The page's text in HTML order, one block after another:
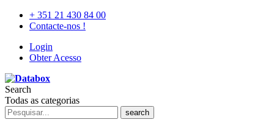
+ 351 21 430 84 00
Contacte-nos !
Login
Obter Acesso
Search
Todas as categorias
search